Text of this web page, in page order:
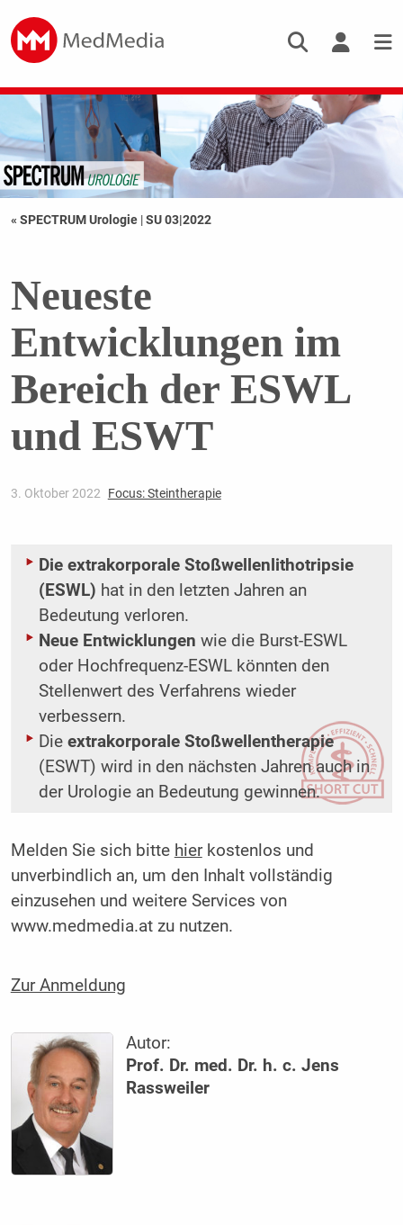
« SPECTRUM Urologie |SU 03|2022
Neueste
Entwicklungen im
Bereich der ESWL
und ESWT
3. Oktober 2022 Focus: Steintherapie
Die extrakorporale Stoßwellenlithotripsie
(ESWL) hat in den letzten Jahren an
Bedeutung verloren.
Neue Entwicklungen wie die Burst-ESWL
oder Hochfrequenz-ESWL könnten den
Stellenwert des Verfahrens wieder
verbessern.
Die extrakorporale Stoßwellentherapie
(ESWT) wird in den nächsten Jahren auch in
der Urologie an Bedeutung gewinnen.
Melden Sie sich bitte hierkostenlos und
unverbindlich an, um den Inhalt vollständig
einzusehen und weitere Services von
www.medmedia.at zu nutzen.
Zur Anmeldung
Autor:
Prof. Dr. med. Dr. h. c. Jens
Rassweiler